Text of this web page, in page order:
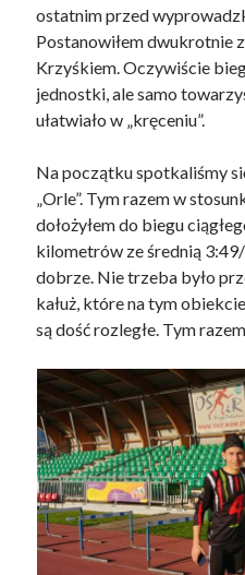
ostatnim przed
Postanowiłem dwukrotnie
Krzyśkiem. Oczywiście
jednostki, ale samo
ułatwiało w „kręceniu”.
Na początku spotkaliśmy
„Orle”. Tym razem w
dołożyłem do biegu
kilometrów ze średnią
dobrze. Nie trzeba było
kałuż, które na tym
są dość rozległe. Tym